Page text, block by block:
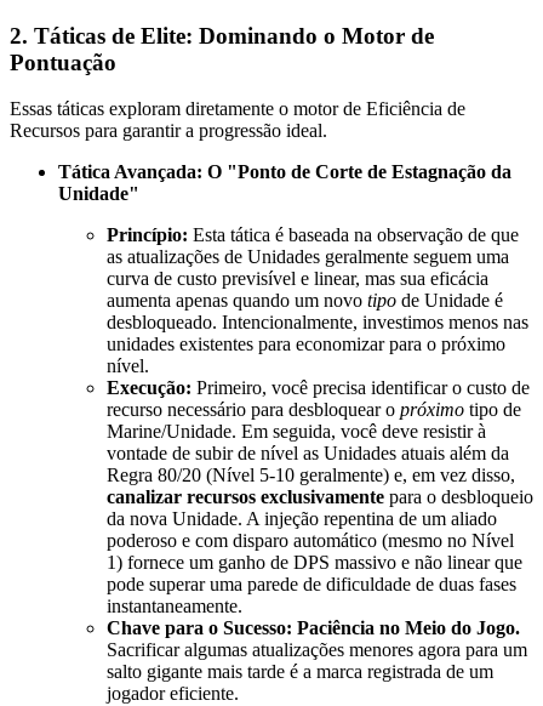
2. Táticas de Elite: Dominando o Motor de
Pontuação
Essas táticas exploram diretamente o motor de Eficiência de
Recursos para garantir a progressão ideal.
Tática Avançada: O "Ponto de Corte de Estagnação da
Unidade"
Princípio: Esta tática é baseada na observação de que
as atualizações de Unidades geralmente seguem uma
curva de custo previsível e linear, mas sua eficácia
aumenta apenas quando um novo tipo de Unidade é
desbloqueado. Intencionalmente, investimos menos nas
unidades existentes para economizar para o próximo
nível.
Execução: Primeiro, você precisa identificar o custo de
recurso necessário para desbloquear o próximo tipo de
Marine/Unidade. Em seguida, você deve resistir à
vontade de subir de nível as Unidades atuais além da
Regra 80/20 (Nível 5-10 geralmente) e, em vez disso,
canalizar recursos exclusivamente para o desbloqueio
da nova Unidade. A injeção repentina de um aliado
poderoso e com disparo automático (mesmo no Nível
1) fornece um ganho de DPS massivo e não linear que
pode superar uma parede de dificuldade de duas fases
instantaneamente.
Chave para o Sucesso: Paciência no Meio do Jogo.
Sacrificar algumas atualizações menores agora para um
salto gigante mais tarde é a marca registrada de um
jogador eficiente.